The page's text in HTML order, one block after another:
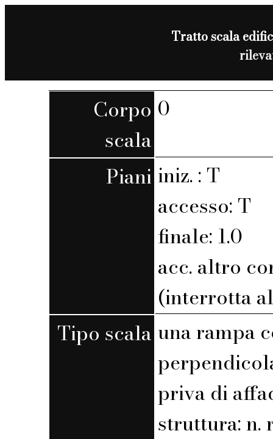
Tratto scala
Corpo
scala
0
Piani iniz. : T
accesso: T
finale: 1.0
acc. altro
(interrotta
Tipo scala una rampa
priva di
struttura: n.